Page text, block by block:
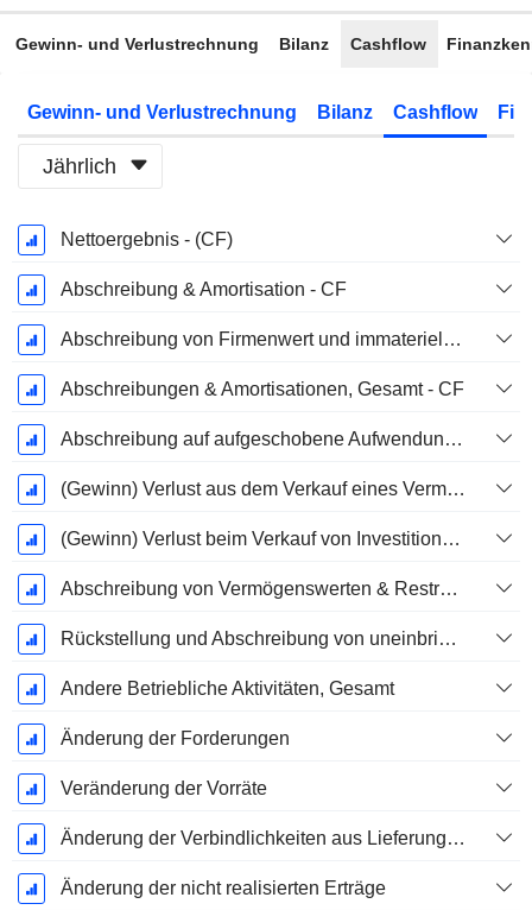
Gewinn- und Verlustrechnung Bilanz Cashflow
Gewinn- und Verlustrechnung Bilanz Cashflow
Jährlich
Ende d.
Geschäftsjahres:
März
Nettoergebnis - (CF)
Abschreibung & Amortisation - CF
Abschreibung von Firmenwert und immateriellen Vermögenswerten - (CF) - (Modellspezifisch)
Abschreibungen & Amortisationen, Gesamt - CF
Abschreibung auf aufgeschobene Aufwendungen, Gesamt - (CF)
(Gewinn) Verlust aus dem Verkauf eines Vermögenswerts
(Gewinn) Verlust beim Verkauf von Investitionen - (CF)
Abschreibung von Vermögenswerten & Restrukturierungskosten
Rückstellung und Abschreibung von uneinbringlichen Forderungen
Andere Betriebliche Aktivitäten, Gesamt
Änderung der Forderungen
Veränderung der Vorräte
Änderung der Verbindlichkeiten aus Lieferungen und Leistungen
Änderung der nicht realisierten Erträge